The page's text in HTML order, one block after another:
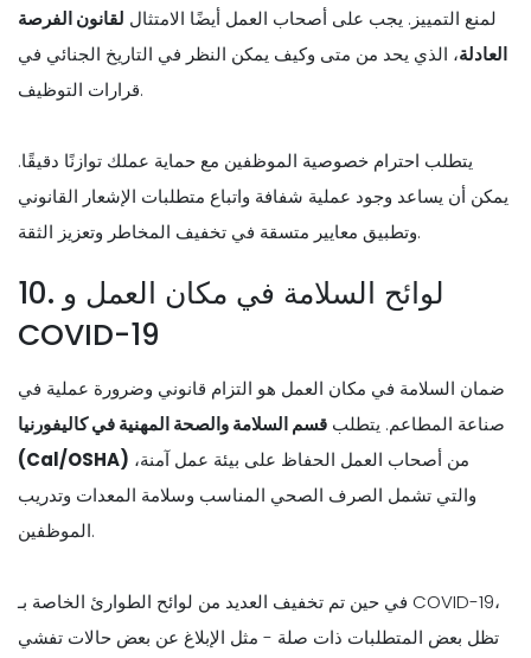
لمنع التمييز. يجب على أصحاب العمل أيضًا الامتثال لقانون الفرصة
العادلة، الذي يحد من متى وكيف يمكن النظر في التاريخ الجنائي في
قرارات التوظيف.
يتطلب احترام خصوصية الموظفين مع حماية عملك توازنًا دقيقًا.
يمكن أن يساعد وجود عملية شفافة واتباع متطلبات الإشعار القانوني
وتطبيق معايير متسقة في تخفيف المخاطر وتعزيز الثقة.
10. لوائح السلامة في مكان العمل و
COVID-19
ضمان السلامة في مكان العمل هو التزام قانوني وضرورة عملية في
صناعة المطاعم. يتطلب قسم السلامة والصحة المهنية في كاليفورنيا
(Cal/OSHA)
والتي تشمل الصرف الصحي المناسب وسلامة المعدات وتدريب
الموظفين.
في حين تم تخفيف العديد من لوائح الطوارئ الخاصة بـ COVID-19،
تظل بعض المتطلبات ذات صلة - مثل الإبلاغ عن بعض حالات تفشي